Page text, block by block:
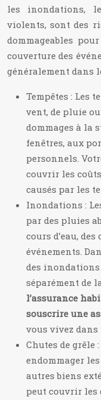
les inondations,
violents, sont des
dommageables
couverture des
généralement dans
Tempêtes : Les
vent, de pluie
dommages à la
fenêtres, aux
personnels.
couvrir les
causés par les
Inondations :
par des pluies
cours d’eau,
événements.
des
séparément de
l’assurance
souscrire une
vous vivez dans
Chutes de grêle
endommager
autres biens
peut couvrir les